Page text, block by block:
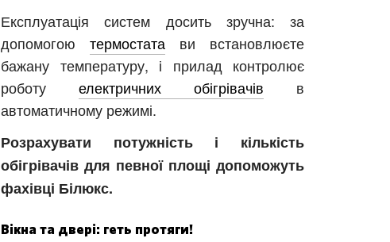
Експлуатація систем досить зручна: за
допомогою термостата ви встановлюєте
бажану температуру, і прилад контролює
роботу електричних обігрівачів в
автоматичному режимі.
Розрахувати потужність і кількість
обігрівачів для певної площі допоможуть
фахівці Білюкс.
Вікна та двері: геть протяги!